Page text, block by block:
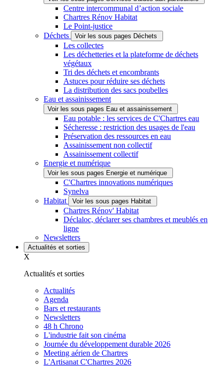
Centre intercommunal d’action sociale
Chartres Rénov Habitat
Le Point-justice
Déchets
Voir les sous pages Déchets
Les collectes
Les déchetteries et la plateforme de déchets
végétaux
Tri des déchets et encombrants
Astuces pour réduire ses déchets
La distribution des sacs poubelles
Eau et assainissement
Voir les sous pages Eau et assainissement
Eau potable : les services de C'Chartres eau
Sécheresse : restriction des usages de l'eau
Préservation des ressources en eau
Assainissement non collectif
Assainissement collectif
Energie et numérique
Voir les sous pages Energie et numérique
C'Chartres innovations numériques
Synelva
Habitat
Voir les sous pages Habitat
Chartres Rénov' Habitat
Déclaloc, déclarer ses chambres et meublés en
ligne
Newsletters
Actualités et sorties
X
Actualités et sorties
Actualités
Agenda
Bars et restaurants
Newsletters
48 h Chrono
L'industrie fait son cinéma
Journée du développement durable 2026
Meeting aérien de Chartres
L'Artisanat C'Chartres 2026